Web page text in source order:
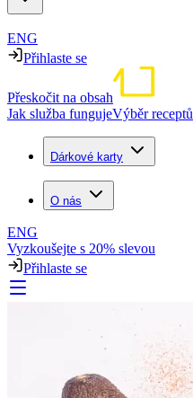
ENG
Přihlaste se
Přeskočit na obsah
Jak služba fungujeVýběr receptů
Dárkové karty
O nás
ENG
Vyzkoušejte s 20% slevou
Přihlaste se